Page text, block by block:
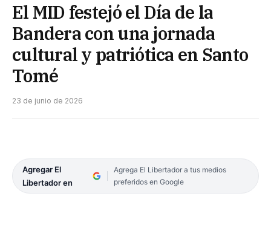
El MID festejó el Día de la
Bandera con una jornada
cultural y patriótica en Santo
Tomé
23 de junio de 2026
Agregar El
Libertador en
Agrega El Libertador a tus medios
preferidos en Google